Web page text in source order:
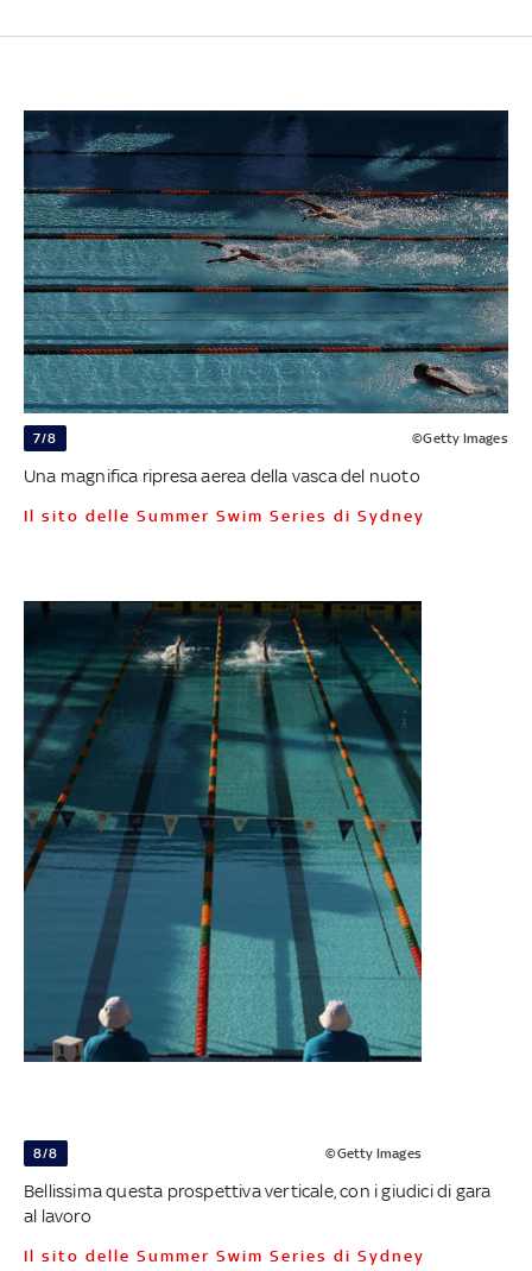
7/8 ©Getty Images
Una magnifica ripresa aerea della vasca del nuoto
Il sito delle Summer Swim Series di Sydney
8/8 ©Getty Images
Bellissima questa prospettiva verticale, con i giudici di gara
al lavoro
Il sito delle Summer Swim Series di Sydney